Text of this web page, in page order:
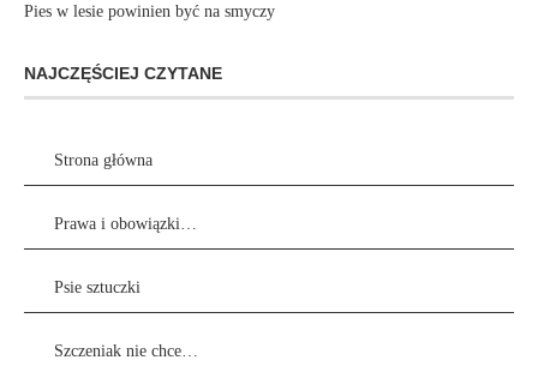
Pies w lesie powinien być na smyczy
NAJCZĘŚCIEJ CZYTANE
Strona główna
Prawa i obowiązki…
Psie sztuczki
Szczeniak nie chce…